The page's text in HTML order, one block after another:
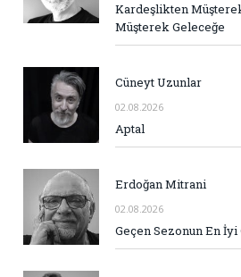
Kardeşlikten
Müşterek Geleceğe
Cüneyt Uzunlar
02.08.2026
Aptal
Erdoğan Mitrani
02.08.2026
Geçen Sezonun En İyi